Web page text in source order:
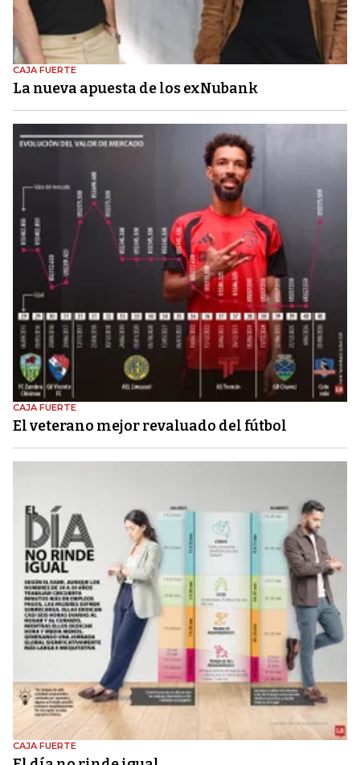
CAJA FUERTE
La nueva apuesta de los exNubank
CAJA FUERTE
El veterano mejor revaluado del fútbol
CAJA FUERTE